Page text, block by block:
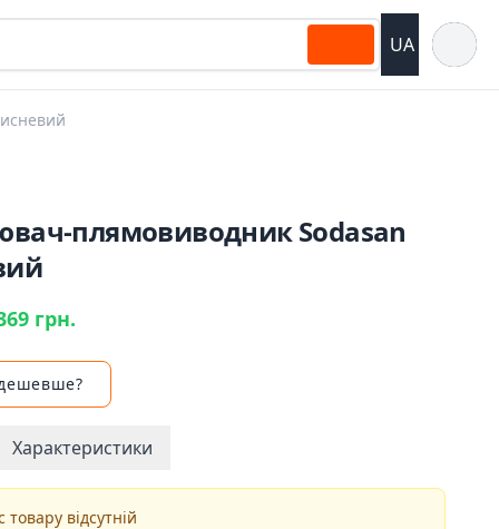
UA
плямовиводник Sodasan
грн.
Характеристики
товару відсутній